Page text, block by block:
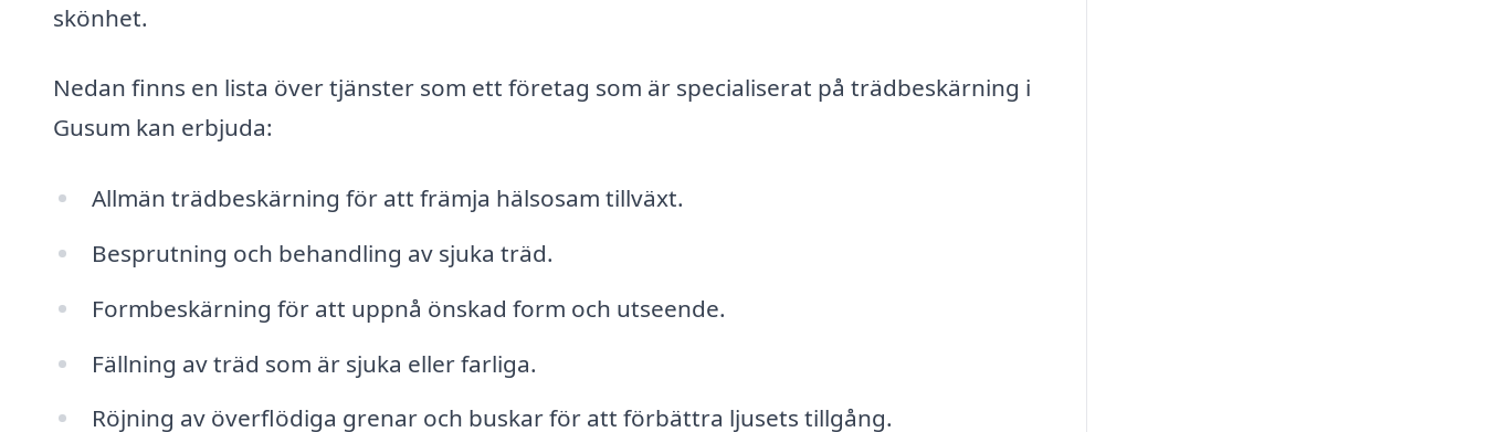
skönhet.
Nedan finns en lista över tjänster som ett företag som är specialiserat på trädbeskärning i
Gusum kan erbjuda:
Allmän trädbeskärning för att främja hälsosam tillväxt.
Besprutning och behandling av sjuka träd.
Formbeskärning för att uppnå önskad form och utseende.
Fällning av träd som är sjuka eller farliga.
Röjning av överflödiga grenar och buskar för att förbättra ljusets tillgång.